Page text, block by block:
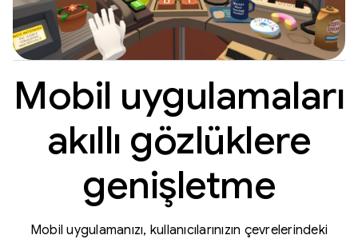
Mobil uygulamaları
akıllı gözlüklere
genişletme
Mobil uygulamanızı, kullanıcılarınızın çevrelerindeki